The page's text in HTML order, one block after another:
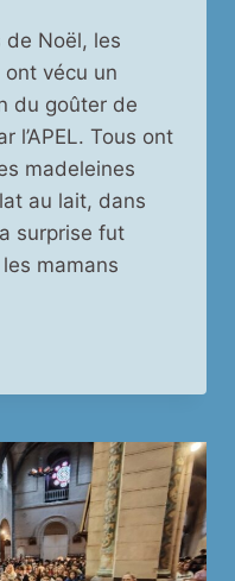
Noël, les
ont vécu un
du goûter de
l’APEL. Tous ont
madeleines
au lait, dans
surprise fut
mamans